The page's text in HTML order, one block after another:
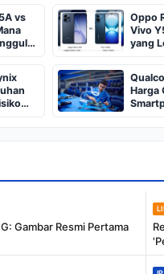
vs
Oppo
Vivo
yang
Harga
Makin
Gambar Resmi Pertama